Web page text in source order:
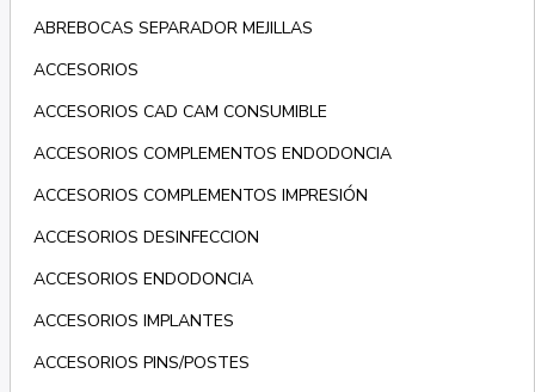
ABREBOCAS SEPARADOR MEJILLAS
ACCESORIOS
ACCESORIOS CAD CAM CONSUMIBLE
ACCESORIOS COMPLEMENTOS ENDODONCIA
ACCESORIOS COMPLEMENTOS IMPRESIÓN
ACCESORIOS DESINFECCION
ACCESORIOS ENDODONCIA
ACCESORIOS IMPLANTES
ACCESORIOS PINS/POSTES